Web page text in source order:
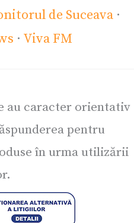
de Suceava ·
· Viva FM
au caracter orientativ
pentru
în urma utilizării